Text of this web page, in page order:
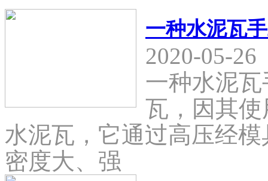
一种水泥瓦
2020-05-26
一种水泥
瓦，因其
水泥瓦，它通过高压经
密度大、强